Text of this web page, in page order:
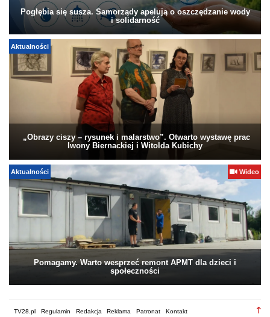
Pogłębia się susza. Samorządy apelują o oszczędzanie wody
i solidarność
Aktualności
„Obrazy ciszy – rysunek i malarstwo”. Otwarto wystawę prac
Iwony Biernackiej i Witolda Kubichy
Aktualności Wideo
Pomagamy. Warto wesprzeć remont APMT dla dzieci i
społeczności
TV28.pl Regulamin Redakcja Reklama Patronat Kontakt